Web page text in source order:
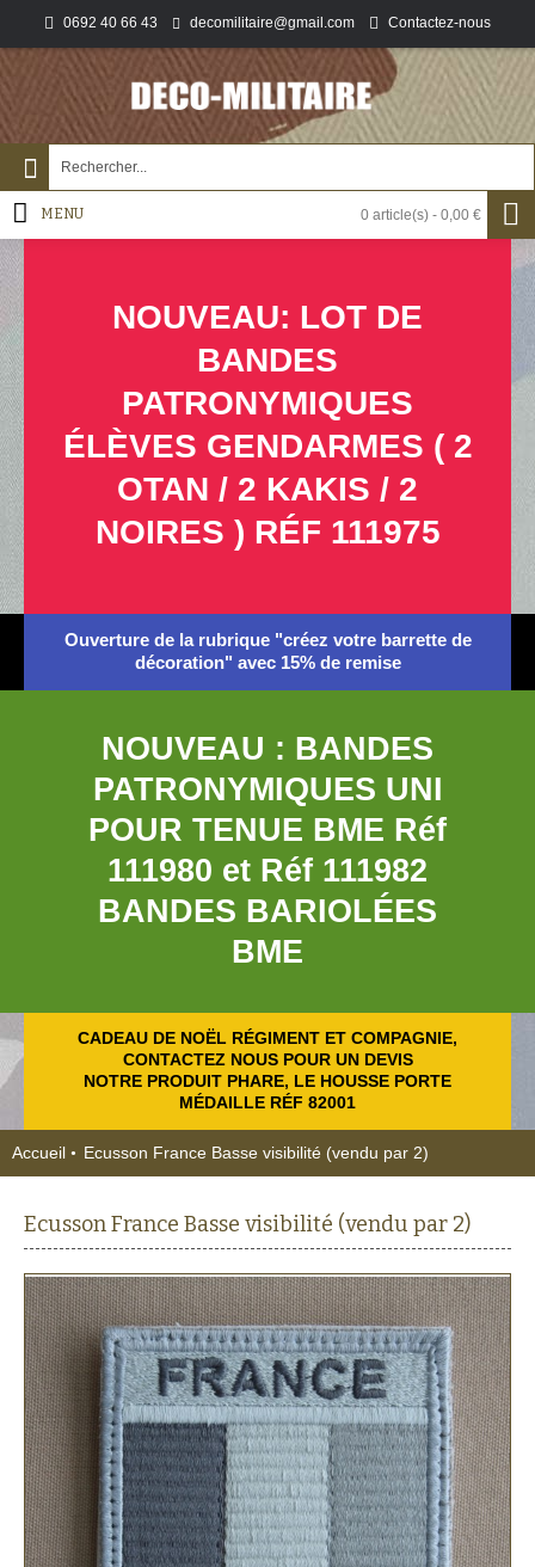
0692 40 66 43 decomilitaire@gmail.com Contactez-nous
0 article(s) - 0,00 €
MENU
NOUVEAU: LOT DE
BANDES
PATRONYMIQUES
ÉLÈVES GENDARMES ( 2
OTAN / 2 KAKIS / 2
NOIRES ) RÉF 111975
Ouverture de la rubrique "créez votre barrette de
décoration" avec 15% de remise
NOUVEAU : BANDES
PATRONYMIQUES UNI
POUR TENUE BME Réf
111980 et Réf 111982
BANDES BARIOLÉES
BME
CADEAU DE NOËL RÉGIMENT ET COMPAGNIE,
CONTACTEZ NOUS POUR UN DEVIS
NOTRE PRODUIT PHARE, LE HOUSSE PORTE
MÉDAILLE RÉF 82001
Accueil Ecusson France Basse visibilité (vendu par 2)
Ecusson France Basse visibilité (vendu par 2)